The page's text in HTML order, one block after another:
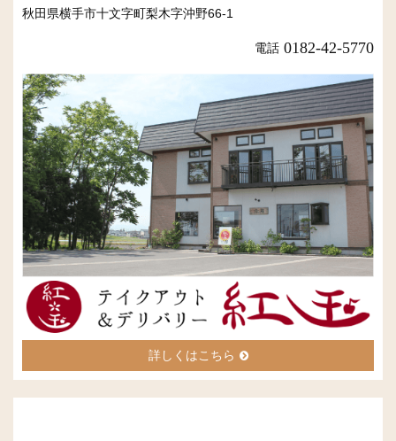
秋田県横手市十文字町梨木字沖野66-1
電話 0182-42-5770
詳しくはこちら